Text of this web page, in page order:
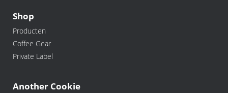
Shop
Producten
Coffee Gear
Private Label
Another Cookie